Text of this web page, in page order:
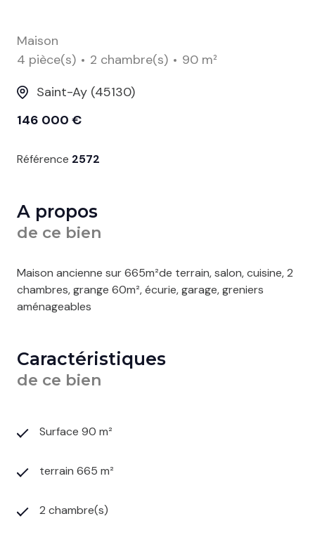
Maison
4 pièce(s)
2 chambre(s)
90 m²
Saint-Ay (45130)
146 000 €
Référence 2572
A propos
de ce bien
Maison ancienne sur 665m²de terrain, salon, cuisine, 2
chambres, grange 60m², écurie, garage, greniers
aménageables
Caractéristiques
de ce bien
Surface 90 m²
terrain 665 m²
2 chambre(s)